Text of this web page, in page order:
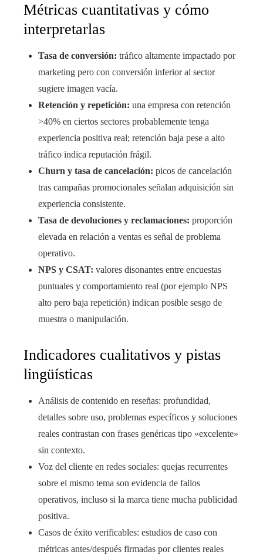
Métricas cuantitativas y cómo
interpretarlas
Tasa de conversión: tráfico altamente impactado por
marketing pero con conversión inferior al sector
sugiere imagen vacía.
Retención y repetición: una empresa con retención
>40% en ciertos sectores probablemente tenga
experiencia positiva real; retención baja pese a alto
tráfico indica reputación frágil.
Churn y tasa de cancelación: picos de cancelación
tras campañas promocionales señalan adquisición sin
experiencia consistente.
Tasa de devoluciones y reclamaciones: proporción
elevada en relación a ventas es señal de problema
operativo.
NPS y CSAT: valores disonantes entre encuestas
puntuales y comportamiento real (por ejemplo NPS
alto pero baja repetición) indican posible sesgo de
muestra o manipulación.
Indicadores cualitativos y pistas
lingüísticas
Análisis de contenido en reseñas: profundidad,
detalles sobre uso, problemas específicos y soluciones
reales contrastan con frases genéricas tipo «excelente»
sin contexto.
Voz del cliente en redes sociales: quejas recurrentes
sobre el mismo tema son evidencia de fallos
operativos, incluso si la marca tiene mucha publicidad
positiva.
Casos de éxito verificables: estudios de caso con
métricas antes/después firmadas por clientes reales